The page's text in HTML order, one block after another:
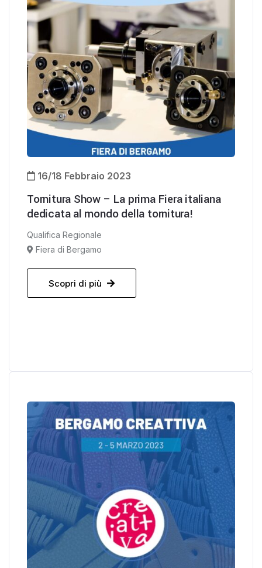
16/18 Febbraio 2023
Tornitura Show – La prima Fiera italiana
dedicata al mondo della tornitura!
Qualifica Regionale
Fiera di Bergamo
Scopri di più